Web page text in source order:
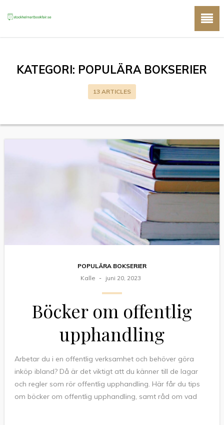
KATEGORI: POPULÄRA BOKSERIER
13 ARTICLES
POPULÄRA BOKSERIER
Kalle
juni 20, 2023
Böcker om offentlig
upphandling
Arbetar du i en offentlig verksamhet och behöver göra
inköp ibland? Då är det viktigt att du känner till de lagar
och regler som rör offentlig upphandling. Här får du tips
om böcker om offentlig upphandling, samt råd om vad